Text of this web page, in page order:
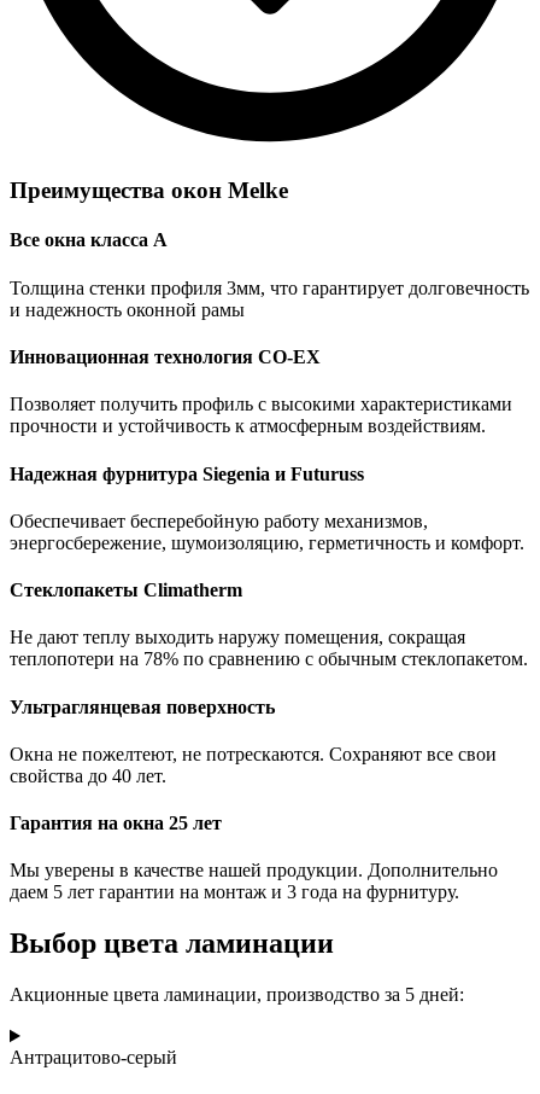
Преимущества окон Melke
Все окна класса А
Толщина стенки профиля 3мм, что гарантирует долговечность
и надежность оконной рамы
Инновационная технология CO-EX
Позволяет получить профиль с высокими характеристиками
прочности и устойчивость к атмосферным воздействиям.
Надежная фурнитура Siegenia и Futuruss
Обеспечивает бесперебойную работу механизмов,
энергосбережение, шумоизоляцию, герметичность и комфорт.
Стеклопакеты Climatherm
Не дают теплу выходить наружу помещения, сокращая
теплопотери на 78% по сравнению с обычным стеклопакетом.
Ультраглянцевая поверхность
Окна не пожелтеют, не потрескаются. Сохраняют все свои
свойства до 40 лет.
Гарантия на окна 25 лет
Мы уверены в качестве нашей продукции. Дополнительно
даем 5 лет гарантии на монтаж и 3 года на фурнитуру.
Выбор цвета ламинации
Акционные цвета ламинации, производство за 5 дней:
Антрацитово-серый